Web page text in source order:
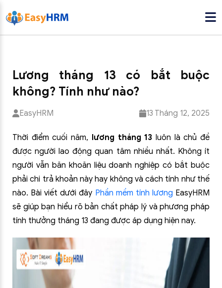
Lương tháng 13 có bắt buộc
không? Tính như nào?
EasyHRM 13 Tháng 12, 2025
Thời điểm cuối năm, lương tháng 13 luôn là chủ đề
được người lao động quan tâm nhiều nhất. Không ít
người vẫn băn khoăn liệu doanh nghiệp có bắt buộc
phải chi trả khoản này hay không và cách tính như thế
nào. Bài viết dưới đây Phần mềm tính lương EasyHRM
sẽ giúp bạn hiểu rõ bản chất pháp lý và phương pháp
tính thưởng tháng 13 đang được áp dụng hiện nay.